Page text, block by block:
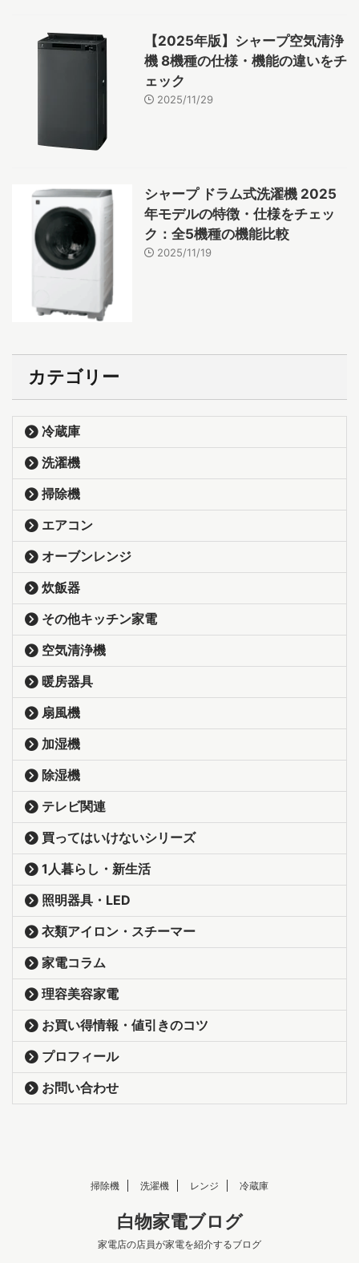
【2025年版】シャープ空気清浄
機 8機種の仕様・機能の違いをチ
ェック
2025/11/29
シャープ ドラム式洗濯機 2025
年モデルの特徴・仕様をチェッ
ク：全5機種の機能比較
2025/11/19
カテゴリー
冷蔵庫
洗濯機
掃除機
エアコン
オーブンレンジ
炊飯器
その他キッチン家電
空気清浄機
暖房器具
扇風機
加湿機
除湿機
テレビ関連
買ってはいけないシリーズ
1人暮らし・新生活
照明器具・LED
衣類アイロン・スチーマー
家電コラム
理容美容家電
お買い得情報・値引きのコツ
プロフィール
お問い合わせ
掃除機 洗濯機 レンジ 冷蔵庫
白物家電ブログ
家電店の店員が家電を紹介するブログ